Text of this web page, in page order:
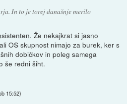
In to je torej današnje merilo
Že nekajkrat si jasno
OS skupnost nimajo za burek, ker s
dobičkov in poleg samega
še redni šiht.
15:52)